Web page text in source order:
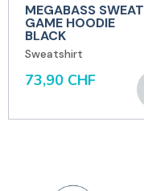
MEGABASS SWEAT
GAME HOODIE
BLACK
Sweatshirt
73,90 CHF